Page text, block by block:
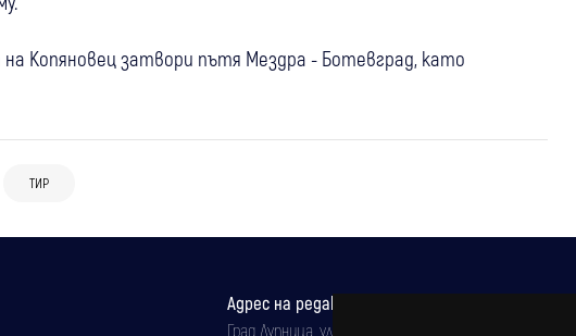
Копяновец затвори пътя Мездра - Ботевград, като
ТИР
Адрес на редакцията
Град Дупница, ул.''Христо Ботев" 43